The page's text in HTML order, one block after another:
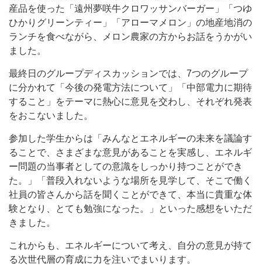
産品を使った「遠州夢咲牛クロワッサンバーガー」「つゆ
ひかりグリーンティー」「アローマメロン」の地産地消の
ランチを食べながら、メロン農家の方からお話をうかがい
ました。
最終日のグループディスカッションでは、7つのグループ
に分かれて「今後の発電方法について」「中部電力に期待
すること」をテーマに熱心に意見を交わし、それぞれ発表
をおこないました。
参加した学生からは「みんなとエネルギーの未来を議論す
ることで、さまざまな意見があることを実感し、エネルギ
ー問題の当事者としての意識をしっかり持つことができ
た。」「普段入れないような場所を見学して、そこで働く
社員の皆さんから話を聞くことができて、本当に貴重な体
験となり、とても勉強になった。」といった感想をいただ
きました。
これからも、エネルギーについて考え、自分の意見が持て
る次世代層の育成に力を注いでまいります。